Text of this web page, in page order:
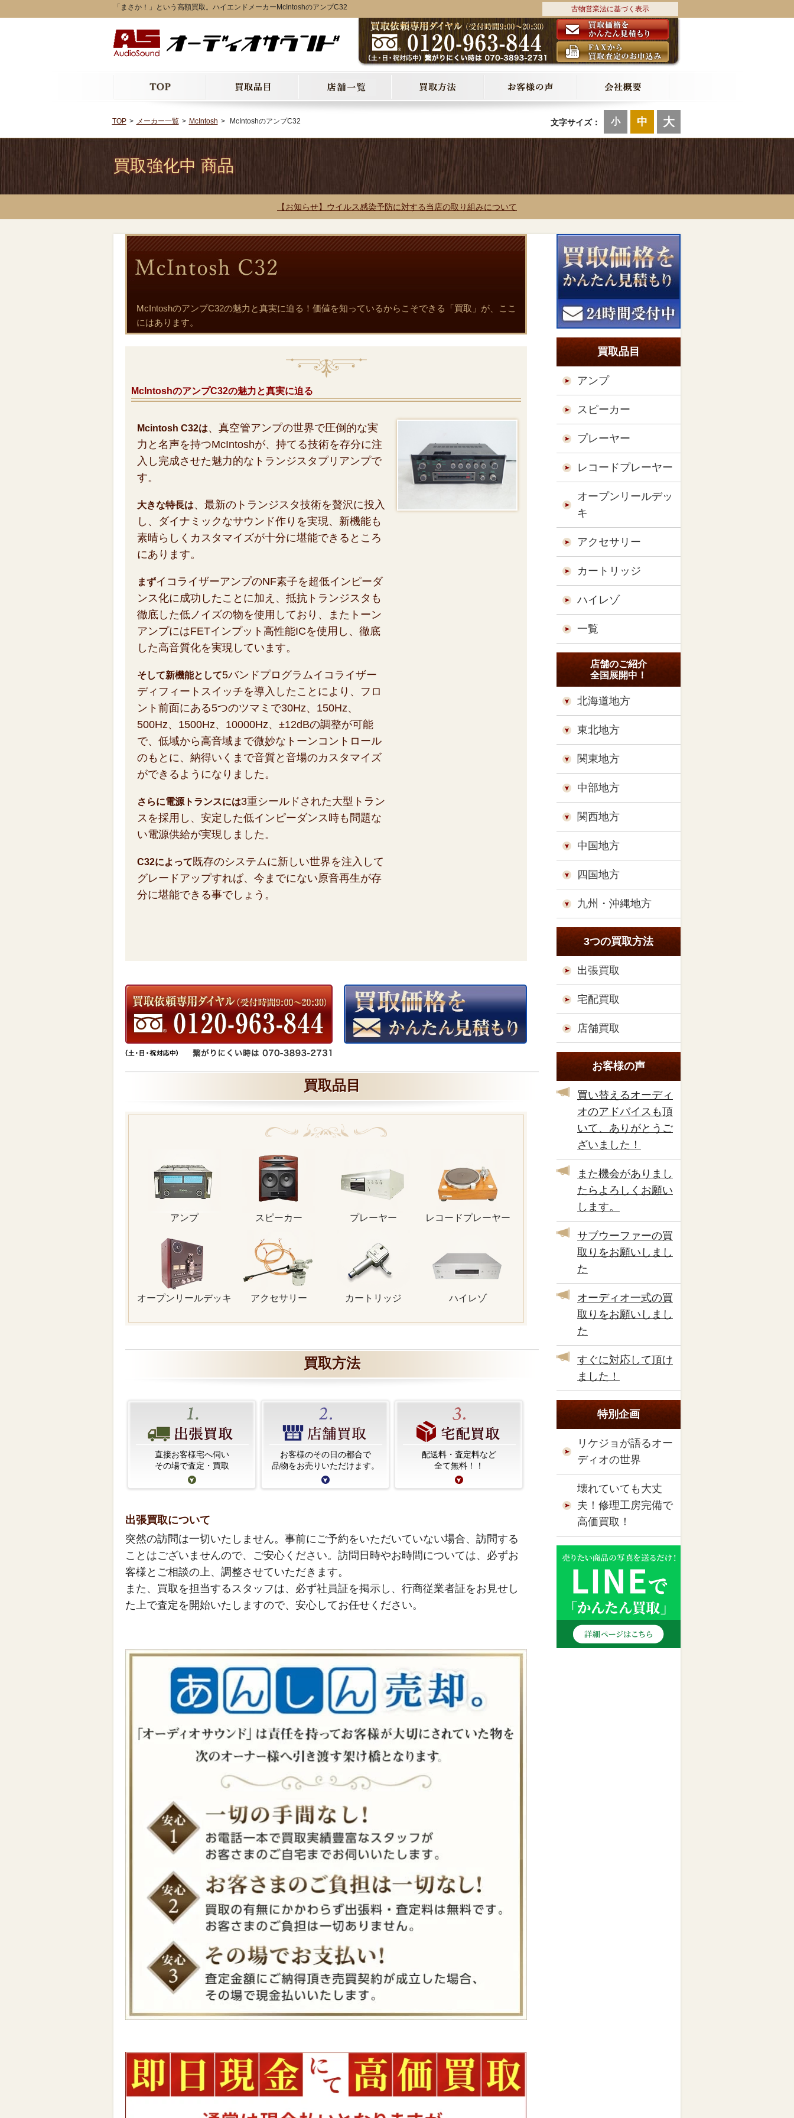
「まさか！」という高額買取。ハイエンドメーカーMcIntoshのアンプC32 古物営業法に基づく表示
文字サイズ： 小 中 大
TOP メーカー一覧 McIntosh McIntoshのアンプC32
買取強化中 商品
【お知らせ】ウイルス感染予防に対する当店の取り組みについて
McIntoshのアンプC32の魅力と真実に迫る！価値を知っているからこそできる「買取」が、ここ
にはあります。
McIntoshのアンプC32の魅力と真実に迫る
Mcintosh C32は、真空管アンプの世界で圧倒的な実
力と名声を持つMcIntoshが、持てる技術を存分に注
入し完成させた魅力的なトランジスタプリアンプで
す。
大きな特長は、最新のトランジスタ技術を贅沢に投入
し、ダイナミックなサウンド作りを実現、新機能も
素晴らしくカスタマイズが十分に堪能できるところ
にあります。
まずイコライザーアンプのNF素子を超低インピーダ
ンス化に成功したことに加え、抵抗トランジスタも
徹底した低ノイズの物を使用しており、またトーン
アンプにはFETインプット高性能ICを使用し、徹底
した高音質化を実現しています。
そして新機能として5バンドプログラムイコライザー
ディフィートスイッチを導入したことにより、フロ
ント前面にある5つのツマミで30Hz、150Hz、
500Hz、1500Hz、10000Hz、±12dBの調整が可能
で、低域から高音域まで微妙なトーンコントロール
のもとに、納得いくまで音質と音場のカスタマイズ
ができるようになりました。
さらに電源トランスには3重シールドされた大型トラン
スを採用し、安定した低インピーダンス時も問題な
い電源供給が実現しました。
C32によって既存のシステムに新しい世界を注入して
グレードアップすれば、今までにない原音再生が存
分に堪能できる事でしょう。
買取品目
アンプ スピーカー プレーヤー レコードプレーヤー
オープンリールデッキ アクセサリー カートリッジ ハイレゾ
買取方法
直接お客様宅へ伺い
その場で査定・買取
お客様のその日の都合で
品物をお売りいただけます。
配送料・査定料など
全て無料！！
出張買取について
突然の訪問は一切いたしません。事前にご予約をいただいていない場合、訪問する
ことはございませんので、ご安心ください。訪問日時やお時間については、必ずお
客様とご相談の上、調整させていただきます。
また、買取を担当するスタッフは、必ず社員証を掲示し、行商従業者証をお見せし
た上で査定を開始いたしますので、安心してお任せください。
買取品目
アンプ
スピーカー
プレーヤー
レコードプレーヤー
オープンリールデッ
キ
アクセサリー
カートリッジ
ハイレゾ
一覧
店舗のご紹介
全国展開中！
北海道地方
東北地方
関東地方
中部地方
関西地方
中国地方
四国地方
九州・沖縄地方
3つの買取方法
出張買取
宅配買取
店舗買取
お客様の声
買い替えるオーディ
オのアドバイスも頂
いて、ありがとうご
ざいました！
また機会がありまし
たらよろしくお願い
します。
サブウーファーの買
取りをお願いしまし
た
オーディオ一式の買
取りをお願いしまし
た
すぐに対応して頂け
ました！
特別企画
リケジョが語るオー
ディオの世界
壊れていても大丈
夫！修理工房完備で
高価買取！